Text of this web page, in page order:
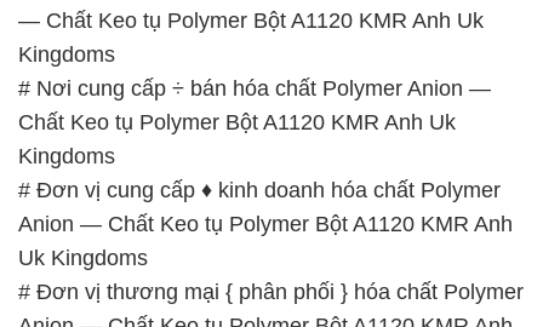
— Chất Keo tụ Polymer Bột A1120 KMR Anh Uk
Kingdoms
# Nơi cung cấp ÷ bán hóa chất Polymer Anion —
Chất Keo tụ Polymer Bột A1120 KMR Anh Uk
Kingdoms
# Đơn vị cung cấp ♦ kinh doanh hóa chất Polymer
Anion — Chất Keo tụ Polymer Bột A1120 KMR Anh
Uk Kingdoms
# Đơn vị thương mại { phân phối } hóa chất Polymer